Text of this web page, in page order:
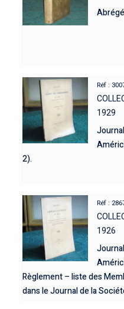
Réf :
1929
2).
Réf :
1926
Règlement – liste des
dans le Journal de la